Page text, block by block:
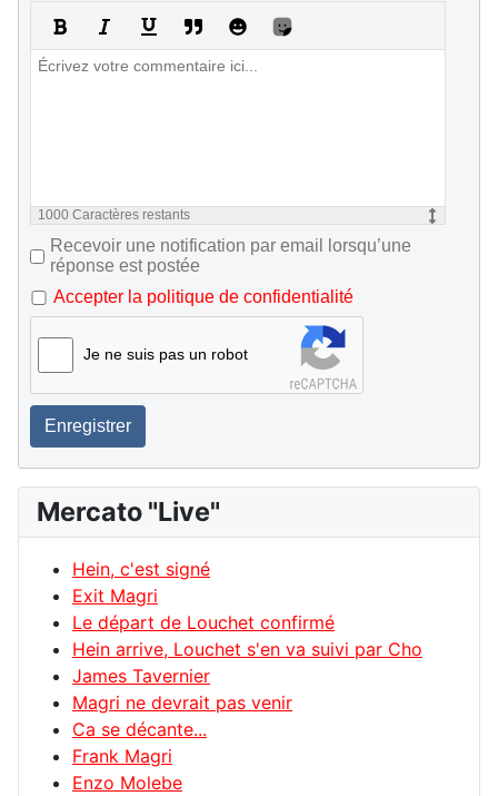
1000 Caractères restants
Recevoir une notification par email lorsqu’une
réponse est postée
Accepter la politique de confidentialité
Je ne suis pas un robot
Enregistrer
Mercato "Live"
Hein, c'est signé
Exit Magri
Le départ de Louchet confirmé
Hein arrive, Louchet s'en va suivi par Cho
James Tavernier
Magri ne devrait pas venir
Ca se décante...
Frank Magri
Enzo Molebe